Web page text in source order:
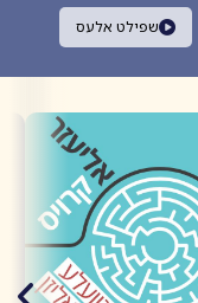
שפילט אלעס